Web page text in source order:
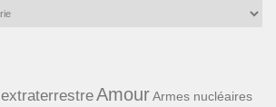
AmourArmes nucléaires